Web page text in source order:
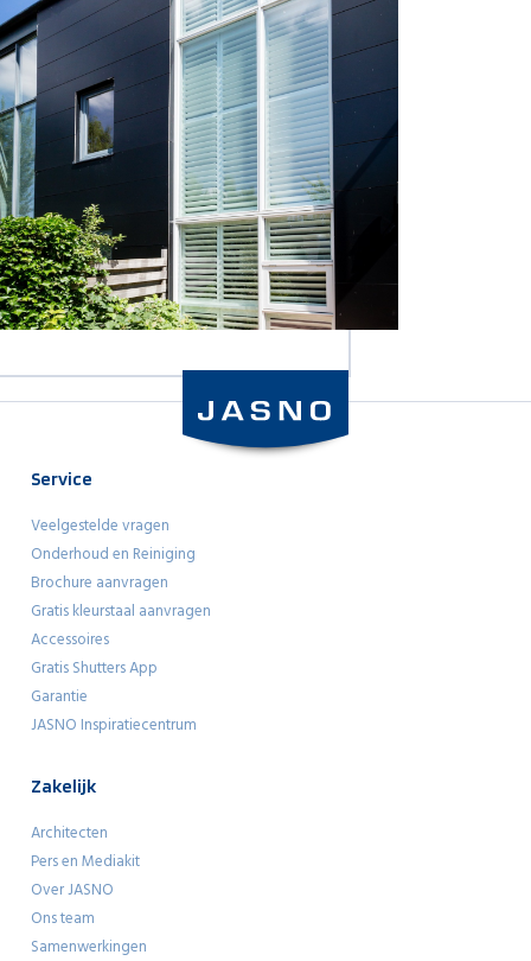
Service
Veelgestelde vragen
Onderhoud en Reiniging
Brochure aanvragen
Gratis kleurstaal aanvragen
Accessoires
Gratis Shutters App
Garantie
JASNO Inspiratiecentrum
Zakelijk
Architecten
Pers en Mediakit
Over JASNO
Ons team
Samenwerkingen